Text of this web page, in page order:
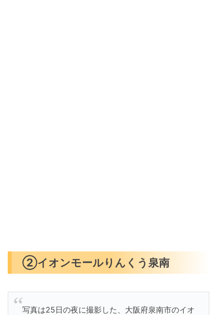
②イオンモールりんくう泉南
写真は25日の夜に撮影した、大阪府泉南市のイオ